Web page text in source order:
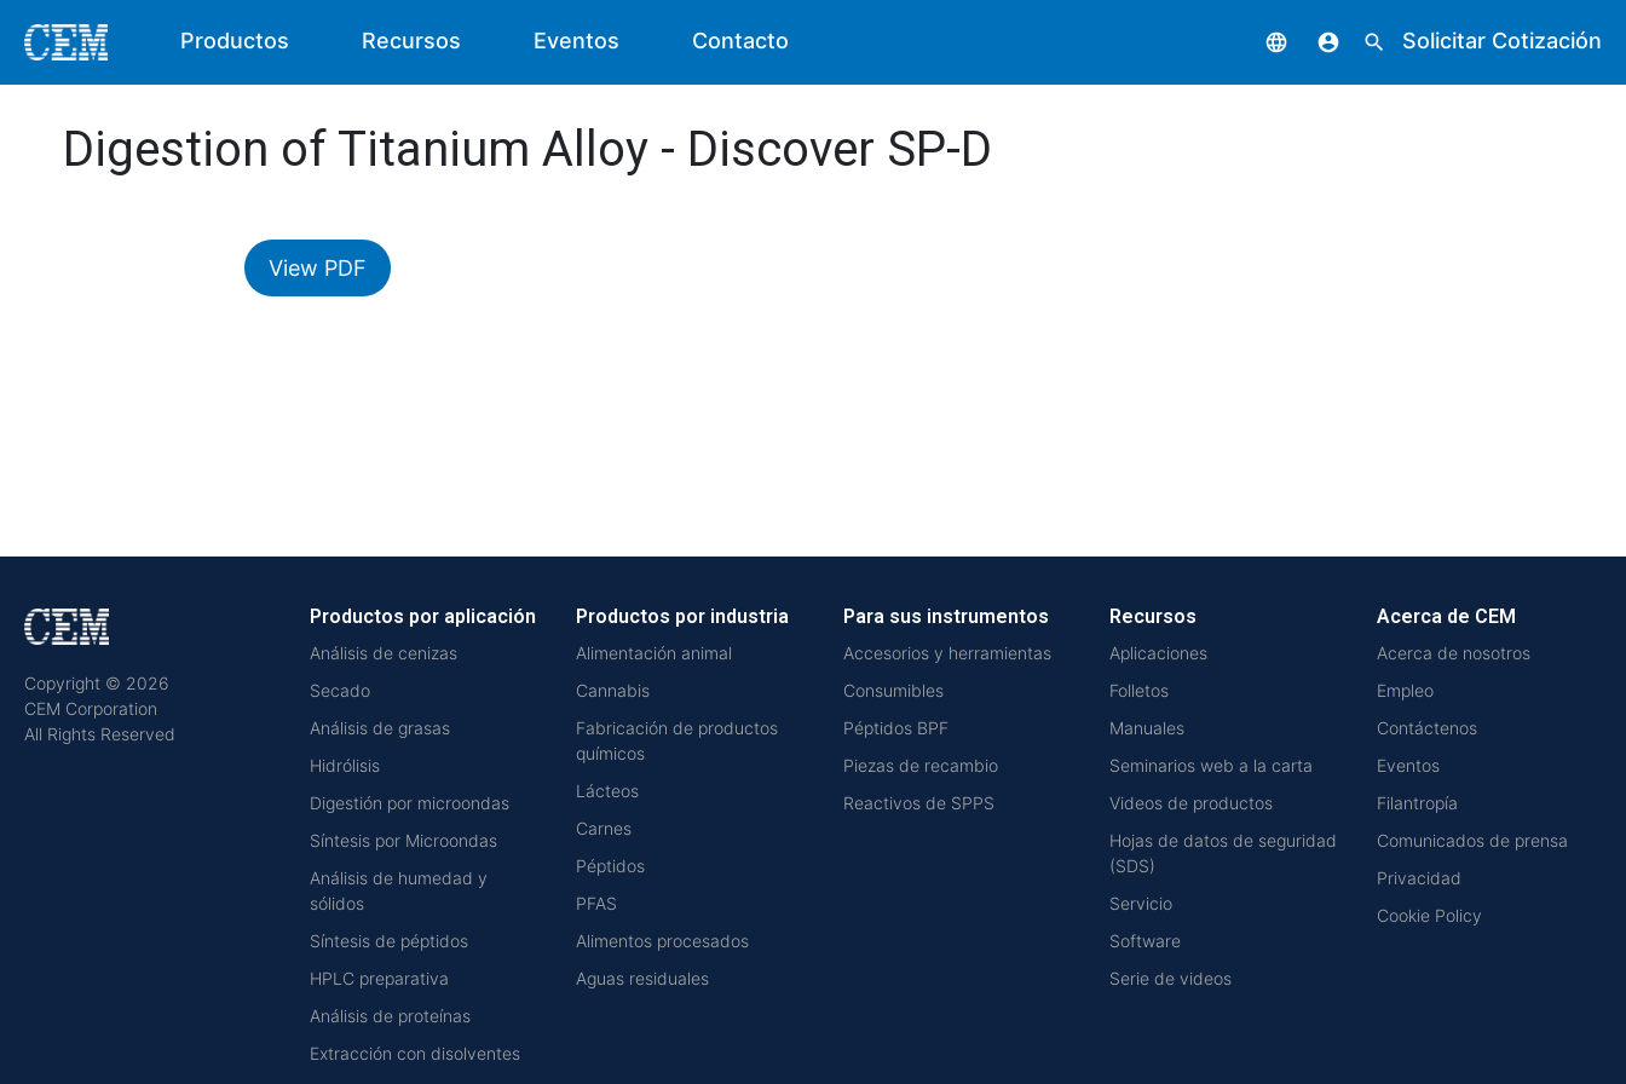
Productos Recursos Eventos Contacto language account_circle search Solicitar Cotización
Digestion of Titanium Alloy - Discover SP-D
View PDF
Copyright © 2026
CEM Corporation
All Rights Reserved
Productos por aplicación
Análisis de cenizas
Secado
Análisis de grasas
Hidrólisis
Digestión por microondas
Síntesis por Microondas
Análisis de humedad y
sólidos
Síntesis de péptidos
HPLC preparativa
Análisis de proteínas
Extracción con disolventes
Productos por industria
Alimentación animal
Cannabis
Fabricación de productos
químicos
Lácteos
Carnes
Péptidos
PFAS
Alimentos procesados
Aguas residuales
Para sus instrumentos
Accesorios y herramientas
Consumibles
Péptidos BPF
Piezas de recambio
Reactivos de SPPS
Recursos
Aplicaciones
Folletos
Manuales
Seminarios web a la carta
Videos de productos
Hojas de datos de seguridad
(SDS)
Servicio
Software
Serie de videos
Acerca de CEM
Acerca de nosotros
Empleo
Contáctenos
Eventos
Filantropía
Comunicados de prensa
Privacidad
Cookie Policy